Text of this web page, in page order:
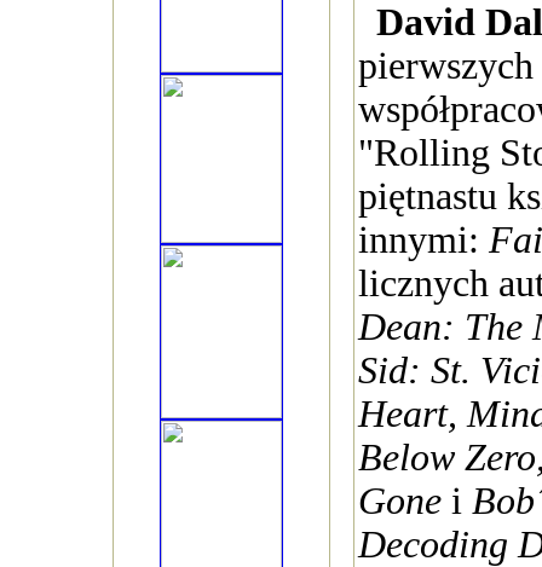
David
pierwszych
"Rolling
piętnastu
innymi:
licznych
Dean: The
Sid: St.
Heart,
Below
Gone i
Decoding